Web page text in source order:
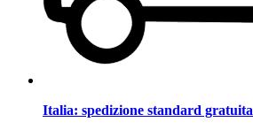
Italia: spedizione standard gratuita